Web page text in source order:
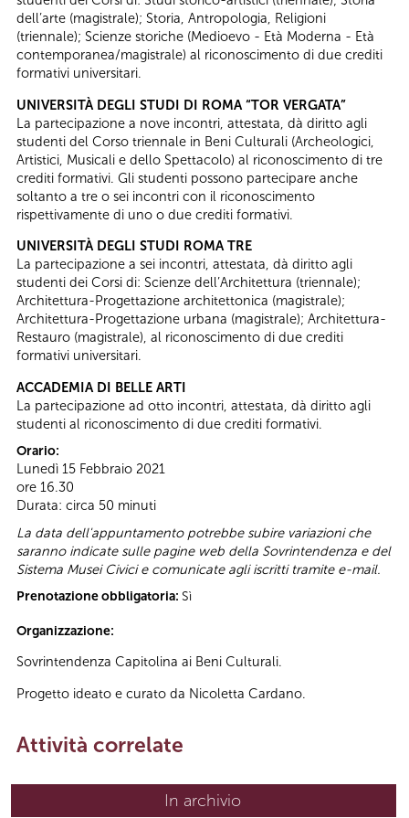
dell’arte (magistrale); Storia, Antropologia, Religioni
(triennale); Scienze storiche (Medioevo - Età Moderna - Età
contemporanea/magistrale) al riconoscimento di due crediti
formativi universitari.
UNIVERSITÀ DEGLI STUDI DI ROMA “TOR VERGATA”
La partecipazione a nove incontri, attestata, dà diritto agli
studenti del Corso triennale in Beni Culturali (Archeologici,
Artistici, Musicali e dello Spettacolo) al riconoscimento di tre
crediti formativi. Gli studenti possono partecipare anche
soltanto a tre o sei incontri con il riconoscimento
rispettivamente di uno o due crediti formativi.
UNIVERSITÀ DEGLI STUDI ROMA TRE
La partecipazione a sei incontri, attestata, dà diritto agli
studenti dei Corsi di: Scienze dell’Architettura (triennale);
Architettura-Progettazione architettonica (magistrale);
Architettura-Progettazione urbana (magistrale); Architettura-
Restauro (magistrale), al riconoscimento di due crediti
formativi universitari.
ACCADEMIA DI BELLE ARTI
La partecipazione ad otto incontri, attestata, dà diritto agli
studenti al riconoscimento di due crediti formativi.
Orario:
Lunedì 15 Febbraio 2021
ore 16.30
Durata: circa 50 minuti
La data dell'appuntamento potrebbe subire variazioni che
saranno indicate sulle pagine web della Sovrintendenza e del
Sistema Musei Civici e comunicate agli iscritti tramite e-mail.
Prenotazione obbligatoria: Sì
Organizzazione:
Sovrintendenza Capitolina ai Beni Culturali.
Progetto ideato e curato da Nicoletta Cardano.
Attività correlate
In archivio